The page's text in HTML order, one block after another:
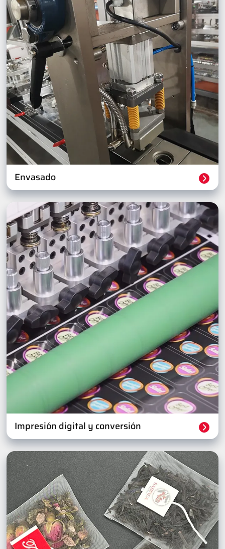
Envasado
Impresión digital y conversión